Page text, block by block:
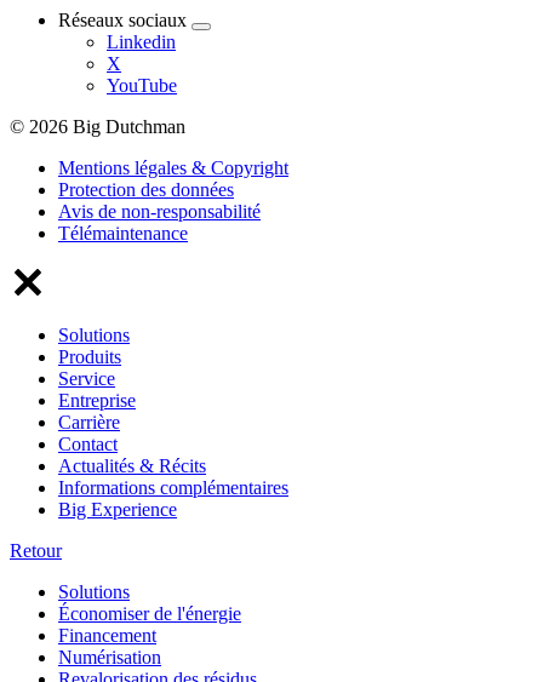
Réseaux sociaux
Linkedin
X
YouTube
© 2026 Big Dutchman
Mentions légales & Copyright
Protection des données
Avis de non-responsabilité
Télémaintenance
Solutions
Produits
Service
Entreprise
Carrière
Contact
Actualités & Récits
Informations complémentaires
Big Experience
Retour
Solutions
Économiser de l'énergie
Financement
Numérisation